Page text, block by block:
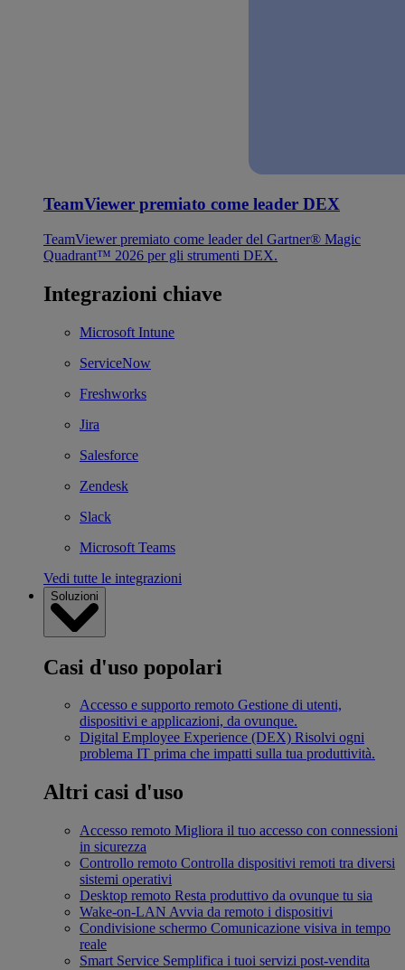
TeamViewer premiato come leader DEX
TeamViewer premiato come leader del Gartner® Magic
Quadrant™ 2026 per gli strumenti DEX.
Integrazioni chiave
Microsoft Intune
ServiceNow
Freshworks
Jira
Salesforce
Zendesk
Slack
Microsoft Teams
Vedi tutte le integrazioni
Soluzioni
Casi d'uso popolari
Accesso e supporto remoto Gestione di utenti,
dispositivi e applicazioni, da ovunque.
Digital Employee Experience (DEX) Risolvi ogni
problema IT prima che impatti sulla tua produttività.
Altri casi d'uso
Accesso remoto Migliora il tuo accesso con connessioni
in sicurezza
Controllo remoto Controlla dispositivi remoti tra diversi
sistemi operativi
Desktop remoto Resta produttivo da ovunque tu sia
Wake-on-LAN Avvia da remoto i dispositivi
Condivisione schermo Comunicazione visiva in tempo
reale
Smart Service Semplifica i tuoi servizi post-vendita